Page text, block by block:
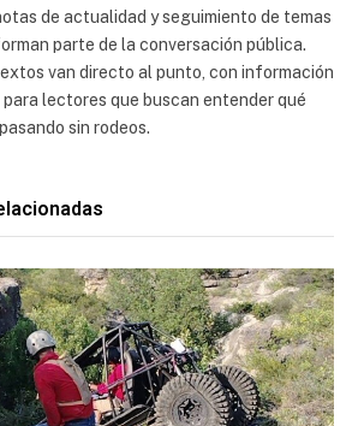
de actualidad y seguimiento de temas
parte de la conversación pública.
van directo al punto, con información
lectores que buscan entender qué
sin rodeos.